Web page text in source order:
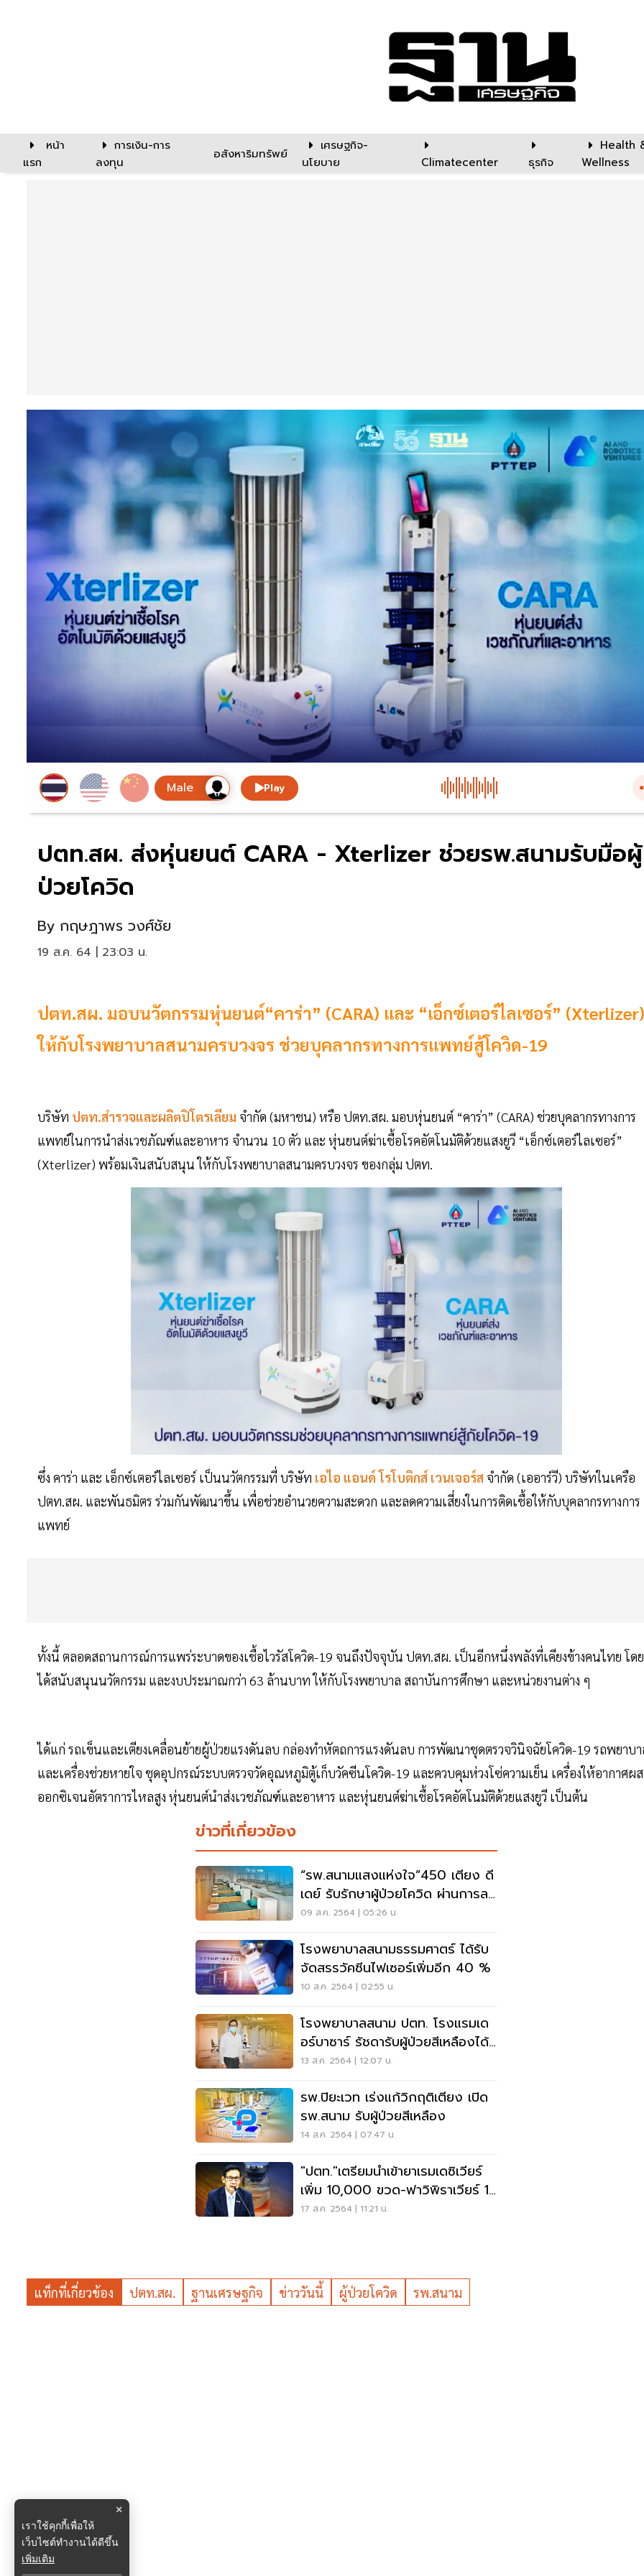
หน้า
แรก
การเงิน-การ
ลงทุน
อสังหาริมทรัพย์
เศรษฐกิจ-
นโยบาย
Climatecenter ธุรกิจ
Health
Wellness
Play
ปตท.สผ. ส่งหุ่นยนต์ CARA - Xterlizer ช่วยรพ.สนามรับมือผู้
ป่วยโควิด
By กฤษฎาพร วงศ์ชัย
19 ส.ค. 64 | 23:03 น.
ปตท.สผ. มอบนวัตกรรมหุ่นยนต์“คาร่า” (CARA) และ “เอ็กซ์เตอร์ไลเซอร์” (Xterlizer)
ให้กับโรงพยาบาลสนามครบวงจร ช่วยบุคลากรทางการแพทย์สู้โควิด-19
บริษัท ปตท.สำรวจและผลิตปิโตรเลียม จำกัด (มหาชน) หรือ ปตท.สผ. มอบหุ่นยนต์ “คาร่า” (CARA) ช่วยบุคลากรทางการ
แพทย์ในการนำส่งเวชภัณฑ์และอาหาร จำนวน 10 ตัว และ หุ่นยนต์ฆ่าเชื้อโรคอัตโนมัติด้วยแสงยูวี “เอ็กซ์เตอร์ไลเซอร์”
(Xterlizer) พร้อมเงินสนับสนุน ให้กับโรงพยาบาลสนามครบวงจร ของกลุ่ม ปตท.
ซึ่ง คาร่า และ เอ็กซ์เตอร์ไลเซอร์ เป็นนวัตกรรมที่ บริษัท เอไอ แอนด์ โรโบติกส์ เวนเจอร์ส จำกัด (เออาร์วี) บริษัทในเครือ
ปตท.สผ. และพันธมิตร ร่วมกันพัฒนาขึ้น เพื่อช่วยอำนวยความสะดวก และลดความเสี่ยงในการติดเชื้อให้กับบุคลากรทางการ
แพทย์
ทั้งนี้ ตลอดสถานการณ์การแพร่ระบาดของเชื้อไวรัสโควิด-19 จนถึงปัจจุบัน ปตท.สผ. เป็นอีกหนึ่งพลังที่เคียงข้างคนไทย โดย
ได้สนับสนุนนวัตกรรม และงบประมาณกว่า 63 ล้านบาท ให้กับโรงพยาบาล สถาบันการศึกษา และหน่วยงานต่าง ๆ
ได้แก่ รถเข็นและเตียงเคลื่อนย้ายผู้ป่วยแรงดันลบ กล่องทำหัตถการแรงดันลบ การพัฒนาชุดตรวจวินิจฉัยโควิด-19 รถพยาบ
และเครื่องช่วยหายใจ ชุดอุปกรณ์ระบบตรวจวัดอุณหภูมิตู้เก็บวัคซีนโควิด-19 และควบคุมห่วงโซ่ความเย็น เครื่องให้อากาศผ
ออกซิเจนอัตราการไหลสูง หุ่นยนต์นำส่งเวชภัณฑ์และอาหาร และหุ่นยนต์ฆ่าเชื้อโรคอัตโนมัติด้วยแสงยูวี เป็นต้น
ข่าวที่เกี่ยวข้อง
“รพ.สนามแสงแห่งใจ”450 เตียง ดี
เดย์ รับรักษาผู้ป่วยโควิด ผ่านการลง
ทะเบียน
09 ส.ค. 2564 | 05:26 น.
โรงพยาบาลสนามธรรมศาตร์ ได้รับ
จัดสรรวัคซีนไฟเซอร์เพิ่มอีก 40 %
10 ส.ค. 2564 | 02:55 น.
โรงพยาบาลสนาม ปตท. โรงแรมเด
อร์บาซาร์ รัชดารับผู้ป่วยสีเหลืองได้
300 เตียง
13 ส.ค. 2564 | 12:07 น.
รพ.ปิยะเวท เร่งแก้วิกฤติเตียง เปิด
รพ.สนาม รับผู้ป่วยสีเหลือง
14 ส.ค. 2564 | 07:47 น.
"ปตท."เตรียมนำเข้ายาเรมเดซิเวียร์
เพิ่ม 10,000 ขวด-ฟาวิพิราเวียร์ 1
ล.เม็ด
17 ส.ค. 2564 | 11:21 น.
แท็กที่เกี่ยวข้อง ปตท.สผ. ฐานเศรษฐกิจ ข่าววันนี้ ผู้ป่วยโควิด รพ.สนาม
×
เราใช้คุกกี้เพื่อให้
เว็บไซต์ทำงานได้ดีขึ้น
เพิ่มเติม